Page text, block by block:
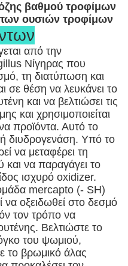
βαθμού τροφίμων
ουσιών τροφίμων
από την
Νίγηρας που
τη διατύπωση και
σε θέση να λευκάνει το
και να βελτιώσει τις
και χρησιμοποιείται
προϊόντα. Αυτό το
διυδρογενάση. Υπό το
να μεταφέρει τη
και να παραγάγει το
ισχυρό oxidizer.
mercapto (- SH)
να οξειδωθεί στο δεσμό
τον τρόπο να
Βελτιώστε το
του ψωμιού,
το βρωμικό άλας